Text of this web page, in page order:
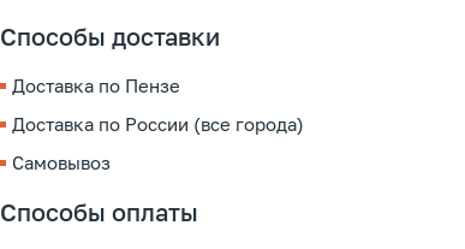
Способы доставки
Доставка по Пензе
Доставка по России (все города)
Самовывоз
Способы оплаты